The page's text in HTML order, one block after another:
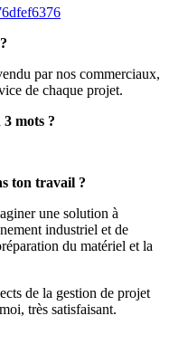
par nos commerciaux,
de chaque projet.
mots ?
ton travail ?
une solution à
industriel et de
du matériel et la
de la gestion de projet
très satisfaisant.